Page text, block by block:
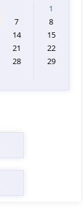
1
7
8
14
15
21
22
28
29